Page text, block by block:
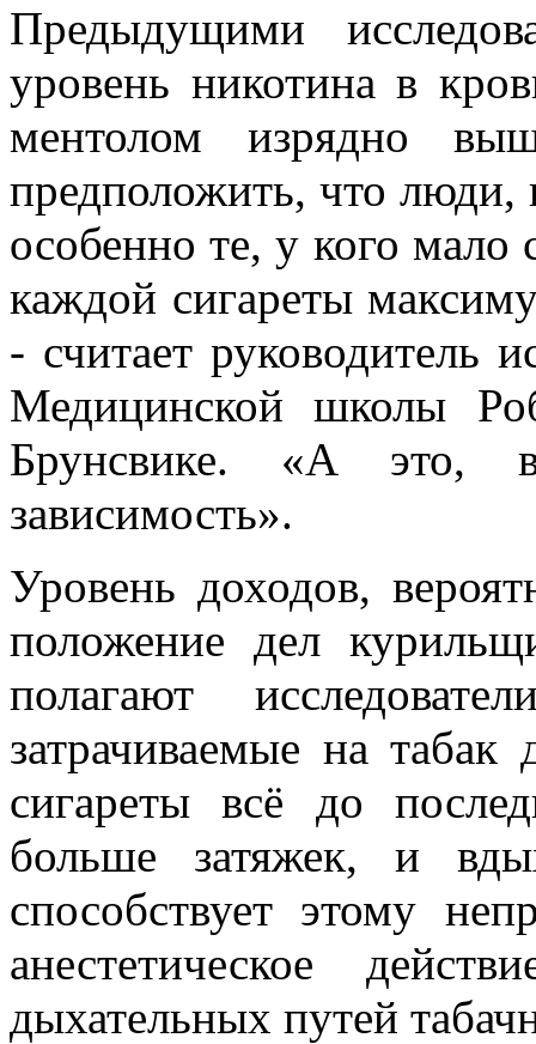
Предыдущими
уровень никотина в
ментолом изрядно
предположить, что люди,
особенно те, у кого мало
каждой сигареты
- считает руководитель
Медицинской школы
Брунсвике. «А это,
зависимость».
Уровень доходов,
положение дел
полагают
затрачиваемые на табак
сигареты всё до
больше затяжек, и
способствует этому
анестетическое
дыхательных путей